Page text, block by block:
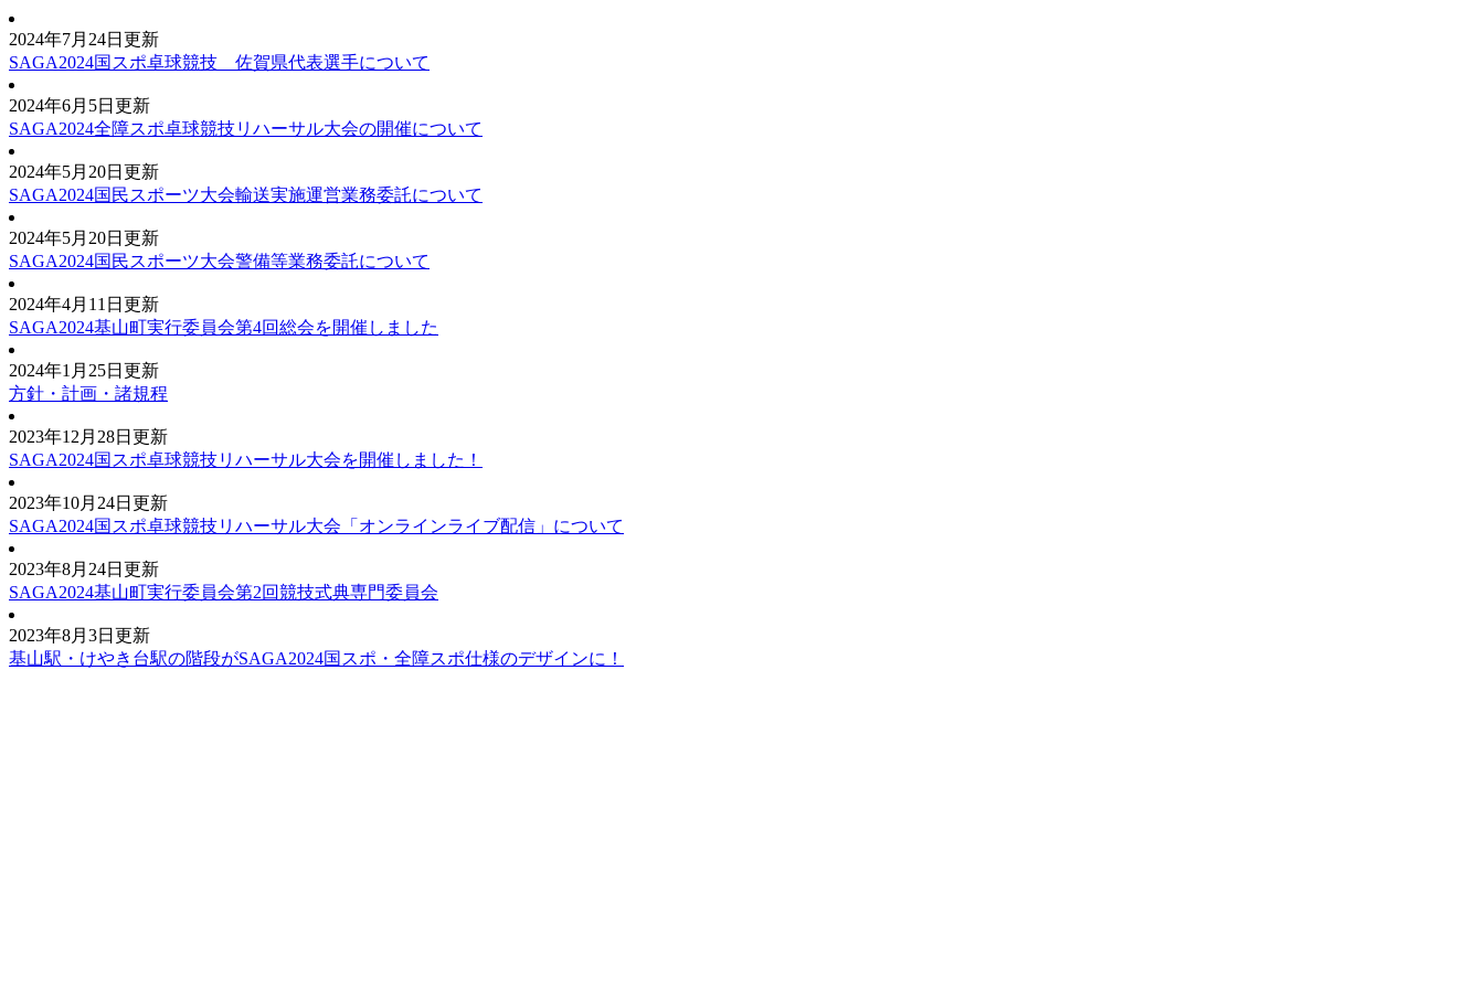
2024年7月24日更新
SAGA2024国スポ卓球競技 佐賀県代表選手について
2024年6月5日更新
SAGA2024全障スポ卓球競技リハーサル大会の開催について
2024年5月20日更新
SAGA2024国民スポーツ大会輸送実施運営業務委託について
2024年5月20日更新
SAGA2024国民スポーツ大会警備等業務委託について
2024年4月11日更新
SAGA2024基山町実行委員会第4回総会を開催しました
2024年1月25日更新
方針・計画・諸規程
2023年12月28日更新
SAGA2024国スポ卓球競技リハーサル大会を開催しました！
2023年10月24日更新
SAGA2024国スポ卓球競技リハーサル大会「オンラインライブ配信」について
2023年8月24日更新
SAGA2024基山町実行委員会第2回競技式典専門委員会
2023年8月3日更新
基山駅・けやき台駅の階段がSAGA2024国スポ・全障スポ仕様のデザインに！